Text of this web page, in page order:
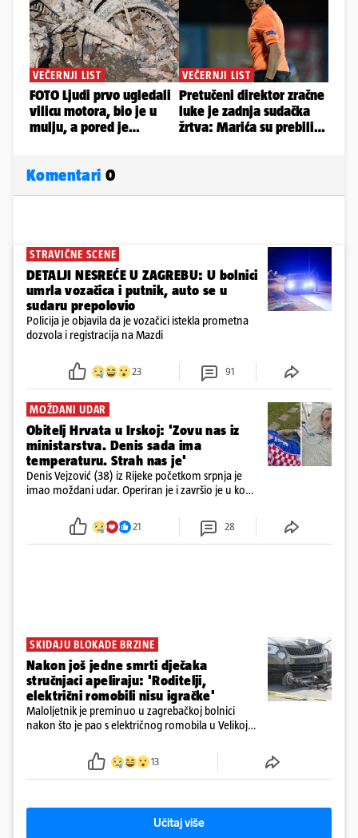
Komentari 0
STRAVIČNE SCENE
DETALJI NESREĆE U ZAGREBU: U bolnici
umrla vozačica i putnik, auto se u
sudaru prepolovio
Policija je objavila da je vozačici istekla prometna
dozvola i registracija na Mazdi
23 91
MOŽDANI UDAR
Obitelj Hrvata u Irskoj: 'Zovu nas iz
ministarstva. Denis sada ima
temperaturu. Strah nas je'
Denis Vejzović (38) iz Rijeke početkom srpnja je
imao moždani udar. Operiran je i završio je u komi.
tamošnji liječnici ne vjeruju u oporavak: 'Imamo
21 28
SKIDAJU BLOKADE BRZINE
Nakon još jedne smrti dječaka
stručnjaci apeliraju: 'Roditelji,
električni romobili nisu igračke'
Maloljetnik je preminuo u zagrebačkoj bolnici
nakon što je pao s električnog romobila u Velikoj
13
Učitaj više